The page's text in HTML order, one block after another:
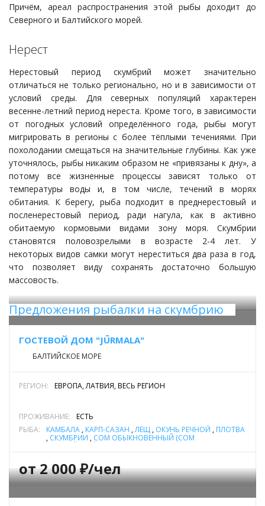
Причём, ареал распространения этой рыбы доходит до
Северного и Балтийского морей.
Нерест
Нерестовый период скумбрий может значительно
отличаться не только регионально, но и в зависимости от
условий среды. Для северных популяций характерен
весенне-летний период нереста. Кроме того, в зависимости
от погодных условий определённого года, рыбы могут
мигрировать в регионы с более тёплыми течениями. При
похолодании смещаться на значительные глубины. Как уже
уточнялось, рыбы никаким образом не «привязаны к дну», а
потому все жизненные процессы зависят только от
температуры воды и, в том числе, течений в морях
обитания. К берегу, рыба подходит в преднерестовый и
посленерестовый период, ради нагула, как в активно
обитаемую кормовыми видами зону моря. Скумбрии
становятся половозрелыми в возрасте 2-4 лет. У
некоторых видов самки могут нереститься два раза в год,
что позволяет виду сохранять достаточно большую
массовость.
Предложения рыбалки на скумбрию
ГОСТЕВОЙ ДОМ "JŪRMALA"
БАЛТИЙСКОЕ МОРЕ
РЕГИОН: ЕВРОПА, ЛАТВИЯ, ВЕСЬ РЕГИОН
ПРОЖИВАНИЕ:
ЕСТЬ
РЫБА:
КАМБАЛА , КАРП-САЗАН ,ЛЕЩ , ОКУНЬ РЕЧНОЙ , ПЛОТВА
, СКУМБРИИ , СОМ ОБЫКНОВЕННЫЙ (СОМ
от 2 000 ₽/чел